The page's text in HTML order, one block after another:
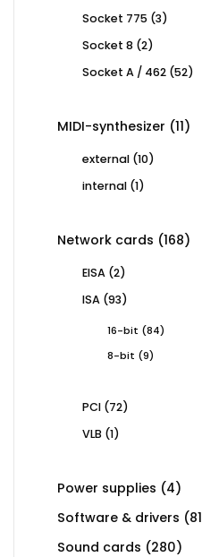
Socket 775 33
Socket 8 22
Socket A / 462 5252
MIDI-synthesizer 1111
external 1010
internal 11
Network cards 168168
EISA 22
ISA 9393
16-bit 8484
8-bit
99
PCI 7272
VLB 11
Power supplies 44
Software & drivers 81
Sound cards 280280